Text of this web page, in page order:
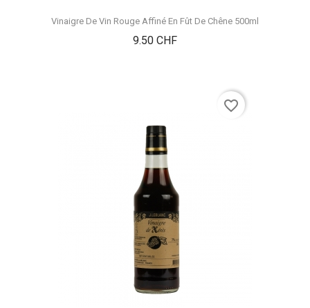
Vinaigre De Vin Rouge Affiné En Fût De Chêne 500ml
9.50 CHFPrix
favorite_border